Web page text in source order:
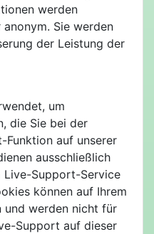
werden
Sie werden
der Leistung der
um
die Sie bei der
auf unserer
ausschließlich
Live-Support-Service
können auf Ihrem
und werden nicht für
Support auf dieser